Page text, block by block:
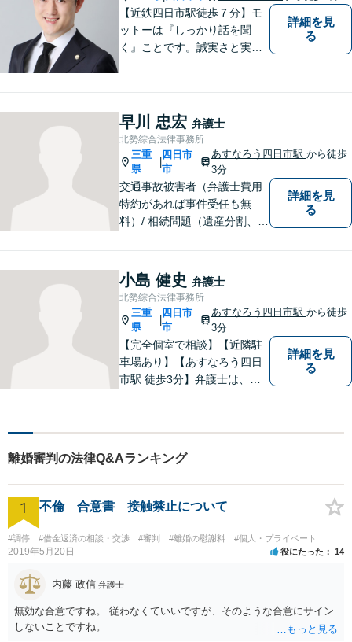
尽力
【近鉄四日市駅徒歩７分】モ
ットーは『しっかり話を聞
く』ことです。誠実さと実直
（使用者側）／交通事故／相
続問題など、幅広く対応。お
気軽にご相談ください。
詳細を見
る
早川 忠宏 弁護士
北勢綜合法律事務所
三重
県
四日市
市
あすなろう四日市駅 から徒歩
3分
交通事故被害者（弁護士費用
特約があれば事件受任も無
料）/ 相続問題（遺産分割、遺
さい。
詳細を見
る
小島 健史 弁護士
北勢綜合法律事務所
三重
県
四日市
市
あすなろう四日市駅 から徒歩
3分
【完全個室で相談】【近隣駐
車場あり】【あすなろう四日
市駅 徒歩3分】弁護士は、依
でも聞いてください。 問題解
しょう。
詳細を見
る
離婚審判の法律Q&Aランキング
1 不倫 合意書 接触禁止について
#調停 #借金返済の相談・交渉 #審判 #離婚の慰謝料 #個人・プライベート
2019年5月20日 役にたった 14
内藤 政信 弁護士
無効な合意ですね。 従わなくていいですが、そのような合意にサイン
しないことですね。